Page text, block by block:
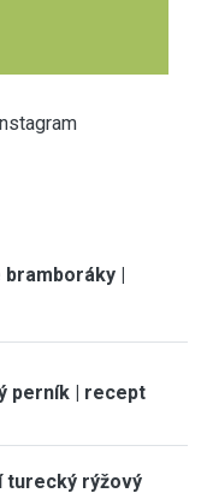
Instagram
|
perník | recept
turecký rýžový